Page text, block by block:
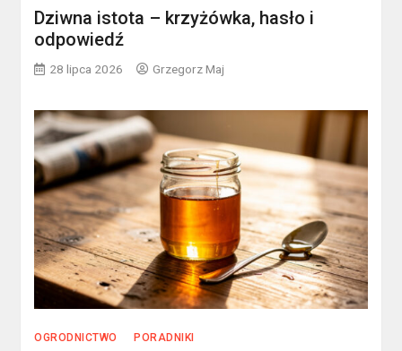
Dziwna istota – krzyżówka, hasło i
odpowiedź
28 lipca 2026 Grzegorz Maj
OGRODNICTWO PORADNIKI